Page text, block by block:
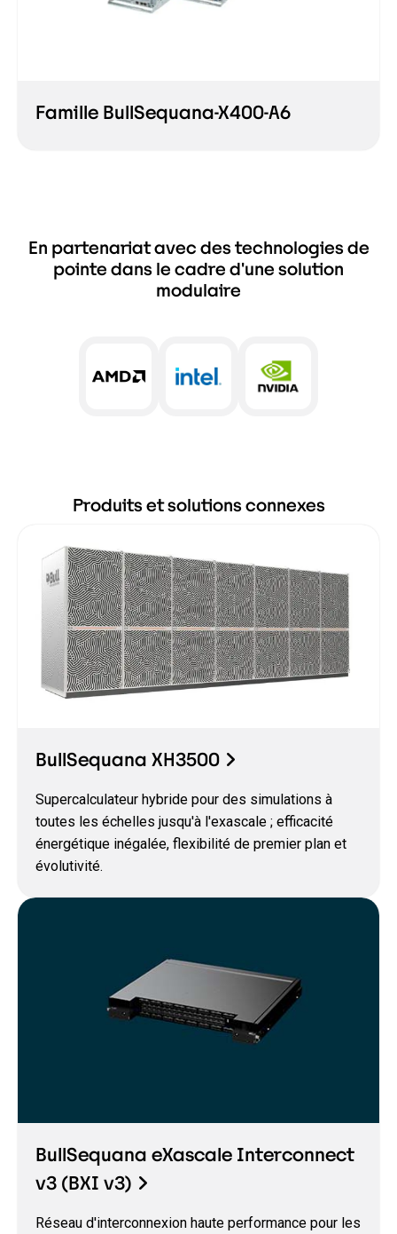
Famille BullSequana-X400-A6
En partenariat avec des technologies de
pointe dans le cadre d'une solution
modulaire
Produits et solutions connexes
BullSequana XH3500
Supercalculateur hybride pour des simulations à
toutes les échelles jusqu'à l'exascale ; efficacité
énergétique inégalée, flexibilité de premier plan et
évolutivité.
BullSequana eXascale Interconnect
v3 (BXI v3)
Réseau d'interconnexion haute performance pour les